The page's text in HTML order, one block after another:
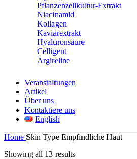
Pflanzenzellkultur-Extrakt
Niacinamid
Kollagen
Kaviarextrakt
Hyaluronsäure
Celligent
Argireline
Veranstaltungen
Artikel
Über uns
Kontaktiere uns
English
Home Skin Type Empfindliche Haut
Showing all 13 results